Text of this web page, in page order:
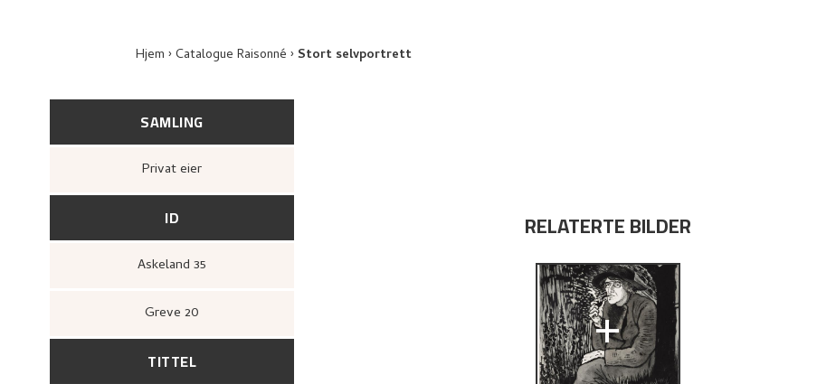
Hjem Catalogue Raisonné Stort selvportrett
SAMLING
Privat eier
ID
Askeland 35
Greve 20
TITTEL
RELATERTE BILDER
+